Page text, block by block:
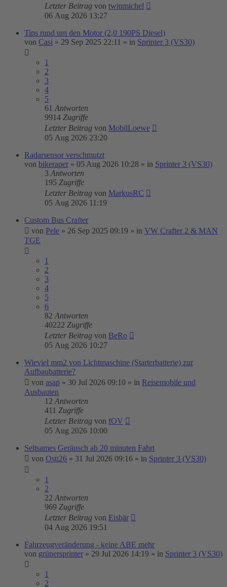
Letzter Beitrag von twinmichel
06 Aug 2026 13:27
Tips rund um den Motor (2,0 190PS Diesel)
von Casi » 29 Sep 2025 22:11 » in Sprinter 3 (VS30)
1
2
3
4
5
61 Antworten
9914 Zugriffe
Letzter Beitrag von MobilLoewe
05 Aug 2026 23:20
Radarsensor verschmutzt
von bikeraper » 05 Aug 2026 10:28 » in Sprinter 3 (VS30)
3 Antworten
195 Zugriffe
Letzter Beitrag von MarkusRC
05 Aug 2026 11:19
Custom Bus Crafter
von Pele » 26 Sep 2025 09:19 » in VW Crafter 2 & MAN
TGE
1
2
3
4
5
6
82 Antworten
40222 Zugriffe
Letzter Beitrag von BeRo
05 Aug 2026 10:27
Wieviel mm2 von Lichtmaschine (Starterbatterie) zur
Aufbaubatterie?
von asap » 30 Jul 2026 09:10 » in Reisemobile und
Ausbauten
12 Antworten
411 Zugriffe
Letzter Beitrag von fOV
05 Aug 2026 10:00
Seltsames Geräusch ab 20 minuten Fahrt
von Osti26 » 31 Jul 2026 09:16 » in Sprinter 3 (VS30)
1
2
22 Antworten
969 Zugriffe
Letzter Beitrag von Eisbär
04 Aug 2026 19:51
Fahrzeugveränderung - keine ABE mehr
von grünersprinter » 29 Jul 2026 14:19 » in Sprinter 3 (VS30)
1
2